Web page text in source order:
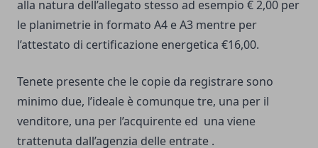
alla natura dell’allegato stesso ad esempio € 2,00 per
le planimetrie in formato A4 e A3 mentre per
l’attestato di certificazione energetica €16,00.
Tenete presente che le copie da registrare sono
minimo due, l’ideale è comunque tre, una per il
venditore, una per l’acquirente ed una viene
trattenuta dall’agenzia delle entrate .